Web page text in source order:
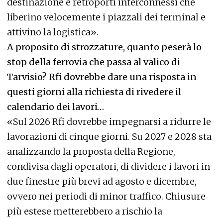
destinazione e retroporti interconnessi che
liberino velocemente i piazzali dei terminal e
attivino la logistica».
A proposito di strozzature, quanto peserà lo
stop della ferrovia che passa al valico di
Tarvisio? Rfi dovrebbe dare una risposta in
questi giorni alla richiesta di rivedere il
calendario dei lavori…
«Sul 2026 Rfi dovrebbe impegnarsi a ridurre le
lavorazioni di cinque giorni. Su 2027 e 2028 sta
analizzando la proposta della Regione,
condivisa dagli operatori, di dividere i lavori in
due finestre più brevi ad agosto e dicembre,
ovvero nei periodi di minor traffico. Chiusure
più estese metterebbero a rischio la